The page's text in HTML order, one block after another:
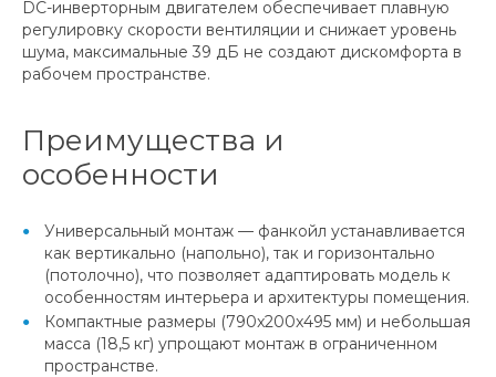
DC-инверторным двигателем обеспечивает плавную
регулировку скорости вентиляции и снижает уровень
шума, максимальные 39 дБ не создают дискомфорта в
рабочем пространстве.
Преимущества и
особенности
Универсальный монтаж — фанкойл устанавливается
как вертикально (напольно), так и горизонтально
(потолочно), что позволяет адаптировать модель к
особенностям интерьера и архитектуры помещения.
Компактные размеры (790x200x495 мм) и небольшая
масса (18,5 кг) упрощают монтаж в ограниченном
пространстве.